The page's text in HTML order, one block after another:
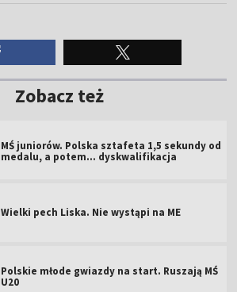
Zobacz też
MŚ juniorów. Polska sztafeta 1,5 sekundy od
medalu, a potem... dyskwalifikacja
Wielki pech Liska. Nie wystąpi na ME
Polskie młode gwiazdy na start. Ruszają MŚ
U20